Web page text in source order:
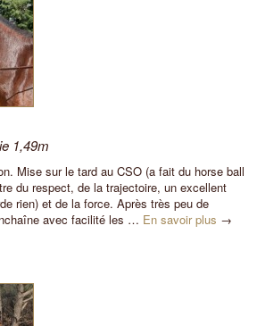
1,49m
Mise sur le tard au CSO (a fait du horse ball
du respect, de la trajectoire, un excellent
rien) et de la force. Après très peu de
avec facilité les … En savoir plus →